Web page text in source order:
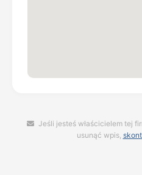
Jeśli jesteś właścicielem tej
usunąć wpis,